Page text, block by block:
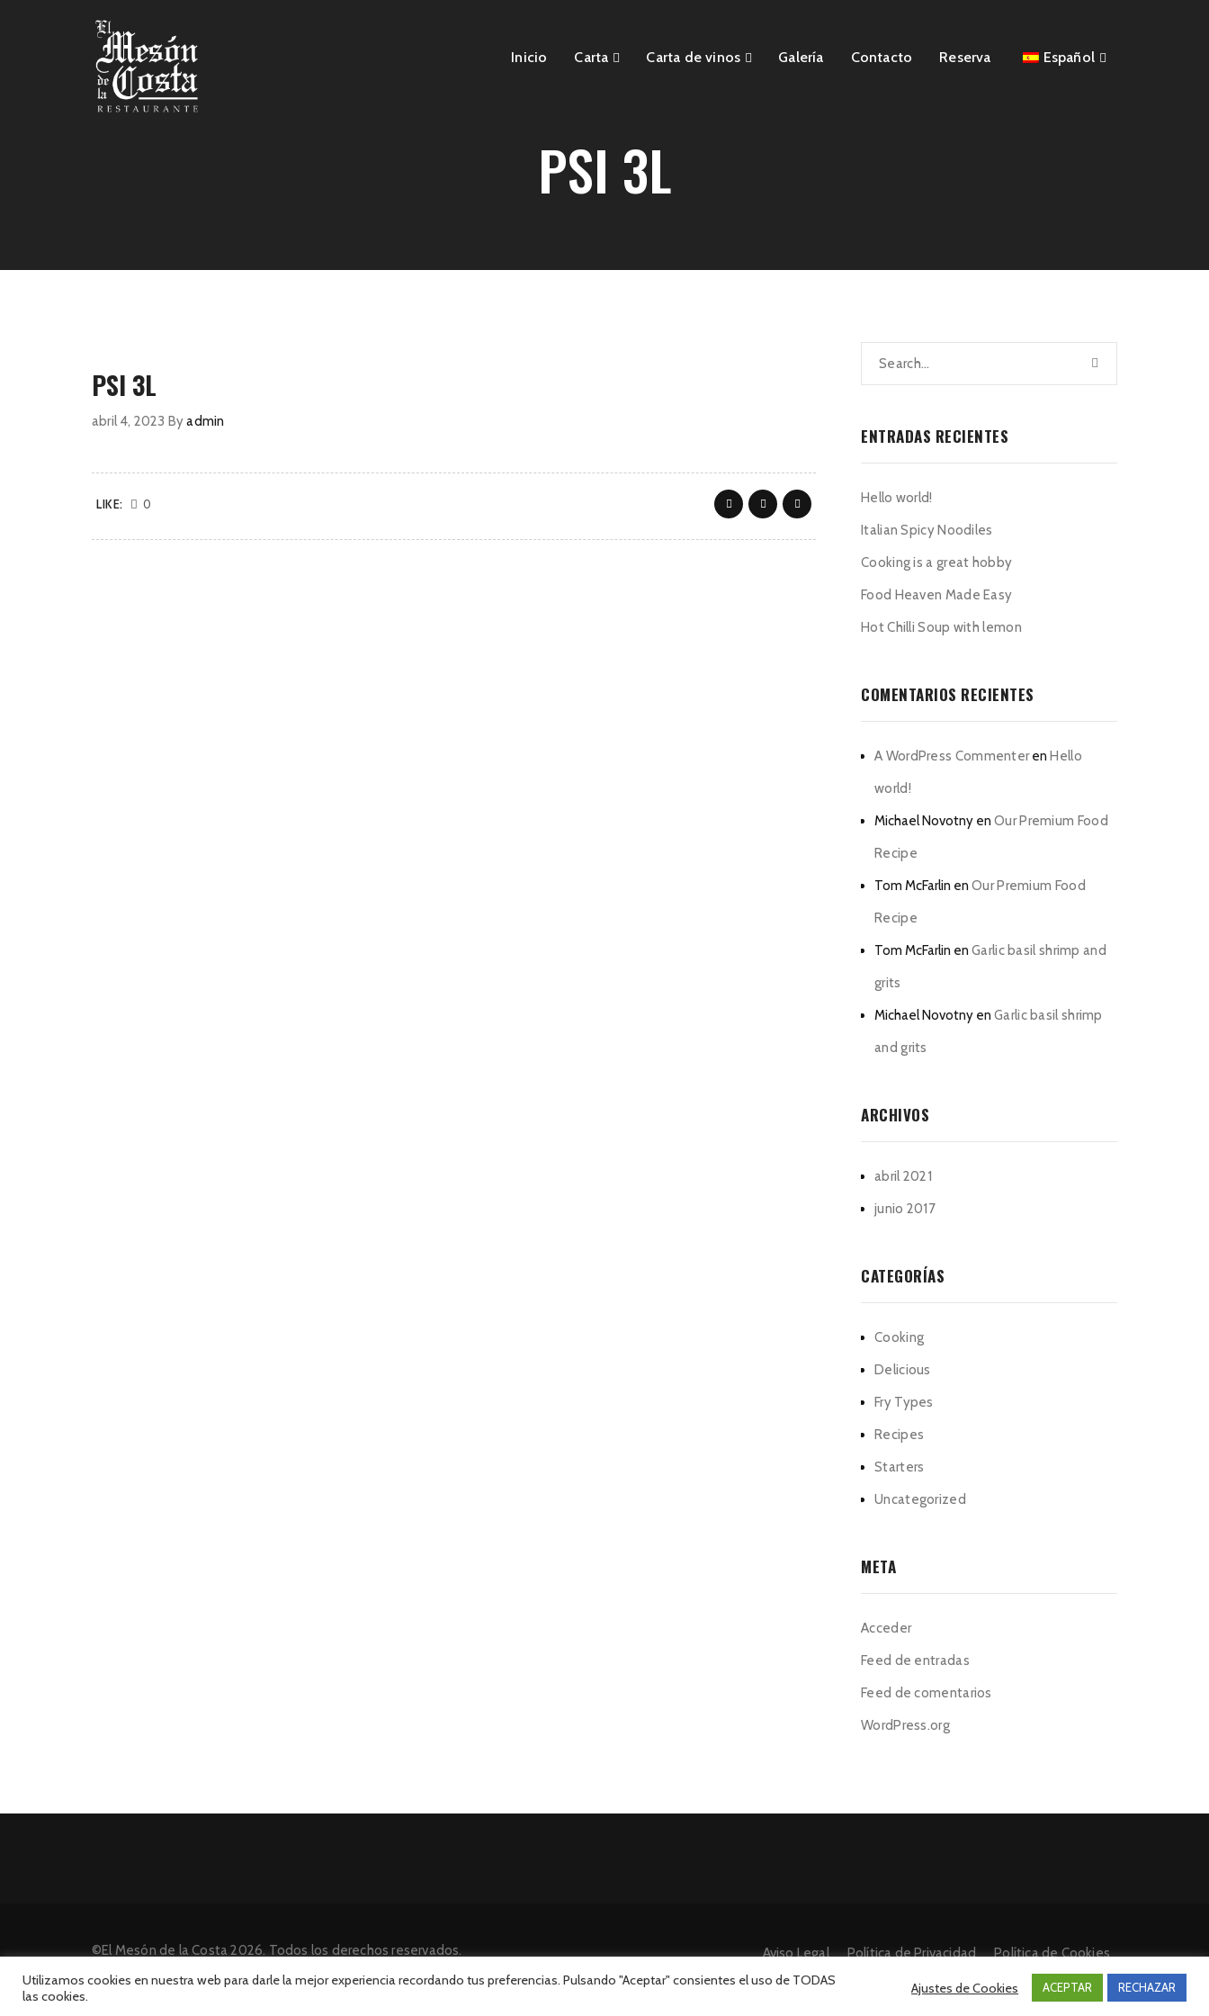
Inicio Carta Carta de vinos Galería Contacto Reserva Español
PSI 3L
PSI 3L
abril 4, 2023 Byadmin
LIKE: 0
ENTRADAS RECIENTES
Hello world!
Italian Spicy Noodiles
Cooking is a great hobby
Food Heaven Made Easy
Hot Chilli Soup with lemon
COMENTARIOS RECIENTES
A WordPress CommenterenHello
world!
Michael Novotny en Our Premium Food
Recipe
Tom McFarlin en Our Premium Food
Recipe
Tom McFarlin en Garlic basil shrimp and
grits
Michael Novotny en Garlic basil shrimp
and grits
ARCHIVOS
abril 2021
junio 2017
CATEGORÍAS
Cooking
Delicious
Fry Types
Recipes
Starters
Uncategorized
META
Acceder
Feed de entradas
Feed de comentarios
WordPress.org
©El Mesón de la Costa 2026. Todos los derechos reservados.
Desarrollado por INFORmedia
Aviso Legal Política de Privacidad
Política de Cookies
Utilizamos cookies en nuestra web para darle la mejor experiencia recordando tus preferencias. Pulsando "Aceptar" consientes el uso de TODAS
las cookies.
Ajustes de Cookies ACEPTAR RECHAZAR